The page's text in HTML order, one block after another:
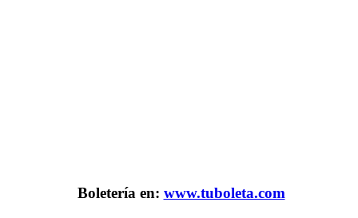
Boletería en: www.tuboleta.com